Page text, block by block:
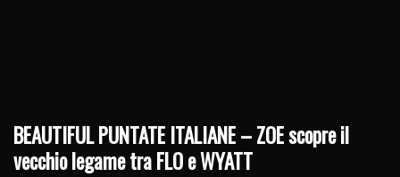
BEAUTIFUL PUNTATE ITALIANE – ZOE scopre il
vecchio legame tra FLO e WYATT